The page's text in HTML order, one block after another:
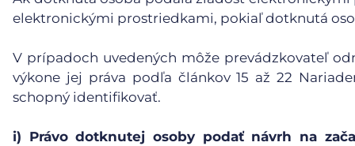
elektronickými prostriedkami, pokiaľ dotknutá
V prípadoch uvedených môže prevádzkovateľ
výkone jej práva podľa článkov 15 až 22
schopný identifikovať.
i) Právo dotknutej osoby podať návrh na